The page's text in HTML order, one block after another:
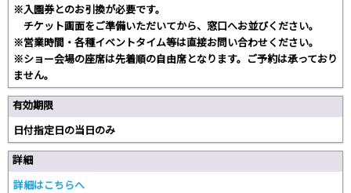
※入園券とのお引換が必要です。
チケット画面をご準備いただいてから、窓口へお並びください。
※営業時間・各種イベントタイム等は直接お問い合わせください。
※ショー会場の座席は先着順の自由席となります。ご予約は承っており
ません。
有効期限
日付指定日の当日のみ
詳細
詳細はこちらへ